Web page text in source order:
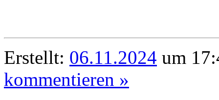
Erstellt: 06.11.2024 um
kommentieren »